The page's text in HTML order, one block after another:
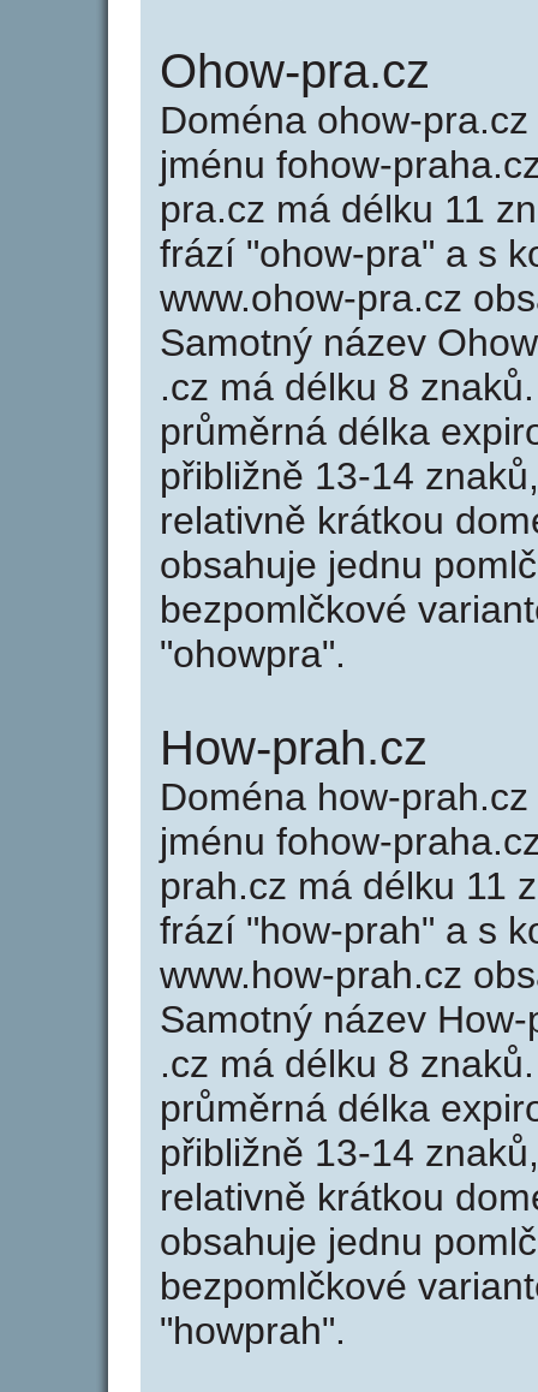
Ohow-pra.cz
Doména ohow-
jménu fohow-
pra.cz má délku 11
frází "ohow-pra" a s
www.ohow-pra.cz
Samotný název
.cz má délku 8
průměrná délka
přibližně 13-14
relativně krátkou
obsahuje jednu
bezpomlčkové
"ohowpra".
How-prah.cz
Doména how-
jménu fohow-
prah.cz má délku 11
frází "how-prah" a s
www.how-prah.cz
Samotný název
.cz má délku 8
průměrná délka
přibližně 13-14
relativně krátkou
obsahuje jednu
bezpomlčkové
"howprah".